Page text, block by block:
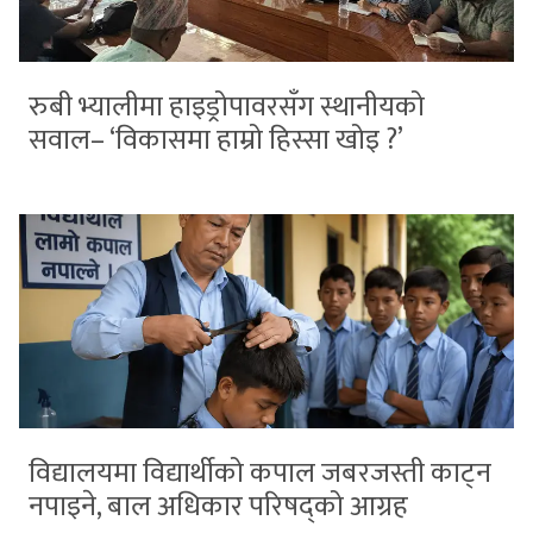
रुबी भ्यालीमा हाइड्रोपावरसँग स्थानीयको
सवाल– ‘विकासमा हाम्रो हिस्सा खोइ ?’
विद्यालयमा विद्यार्थीको कपाल जबरजस्ती काट्न
नपाइने, बाल अधिकार परिषद्को आग्रह